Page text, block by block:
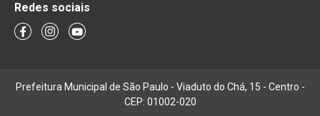
Redes sociais
Prefeitura Municipal de São Paulo - Viaduto do Chá, 15 - Centro -
CEP: 01002-020